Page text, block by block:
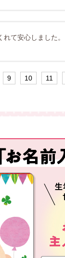
て安心しました。
9 10 11